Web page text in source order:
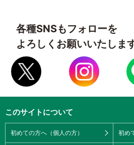
各種SNSもフォローを
よろしくお願いいたしま
このサイトについて
初めての方へ（個人の方） 初め